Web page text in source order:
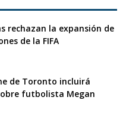
rechazan la expansión de
de la FIFA
de Toronto incluirá
futbolista Megan